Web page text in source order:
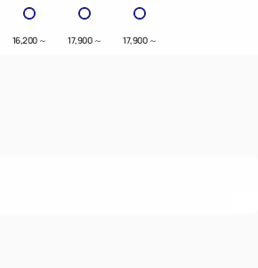
16,200 ～ 17,900 ～ 17,900 ～